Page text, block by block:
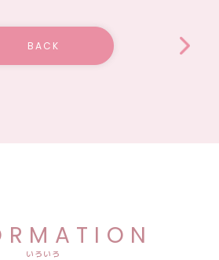
BACK
いろいろ